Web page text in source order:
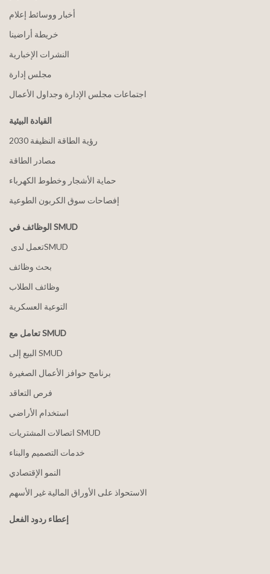
أخبار ووسائط إعلام
خريطة أراضينا
النشرات الإخبارية
مجلس إدارة
اجتماعات مجلس الإدارة وجداول الأعمال
القيادة البيئية
2030 رؤية الطاقة النظيفة
مصادر الطاقة
حماية الأشجار وخطوط الكهرباء
إفصاحات سوق الكربون الطوعية
الوظائف في SMUD
بحث وظائف
وظائف الطلاب
التوعية العسكرية
تعامل مع SMUD
البيع إلى SMUD
برنامج حوافز الأعمال الصغيرة
فرص التعاقد
استخدام الأراضي
اتصالات المشتريات SMUD
خدمات التصميم والبناء
النمو الإقتصادي
الاستحواذ على الأوراق المالية غير الأسهم
إعطاء ردود الفعل